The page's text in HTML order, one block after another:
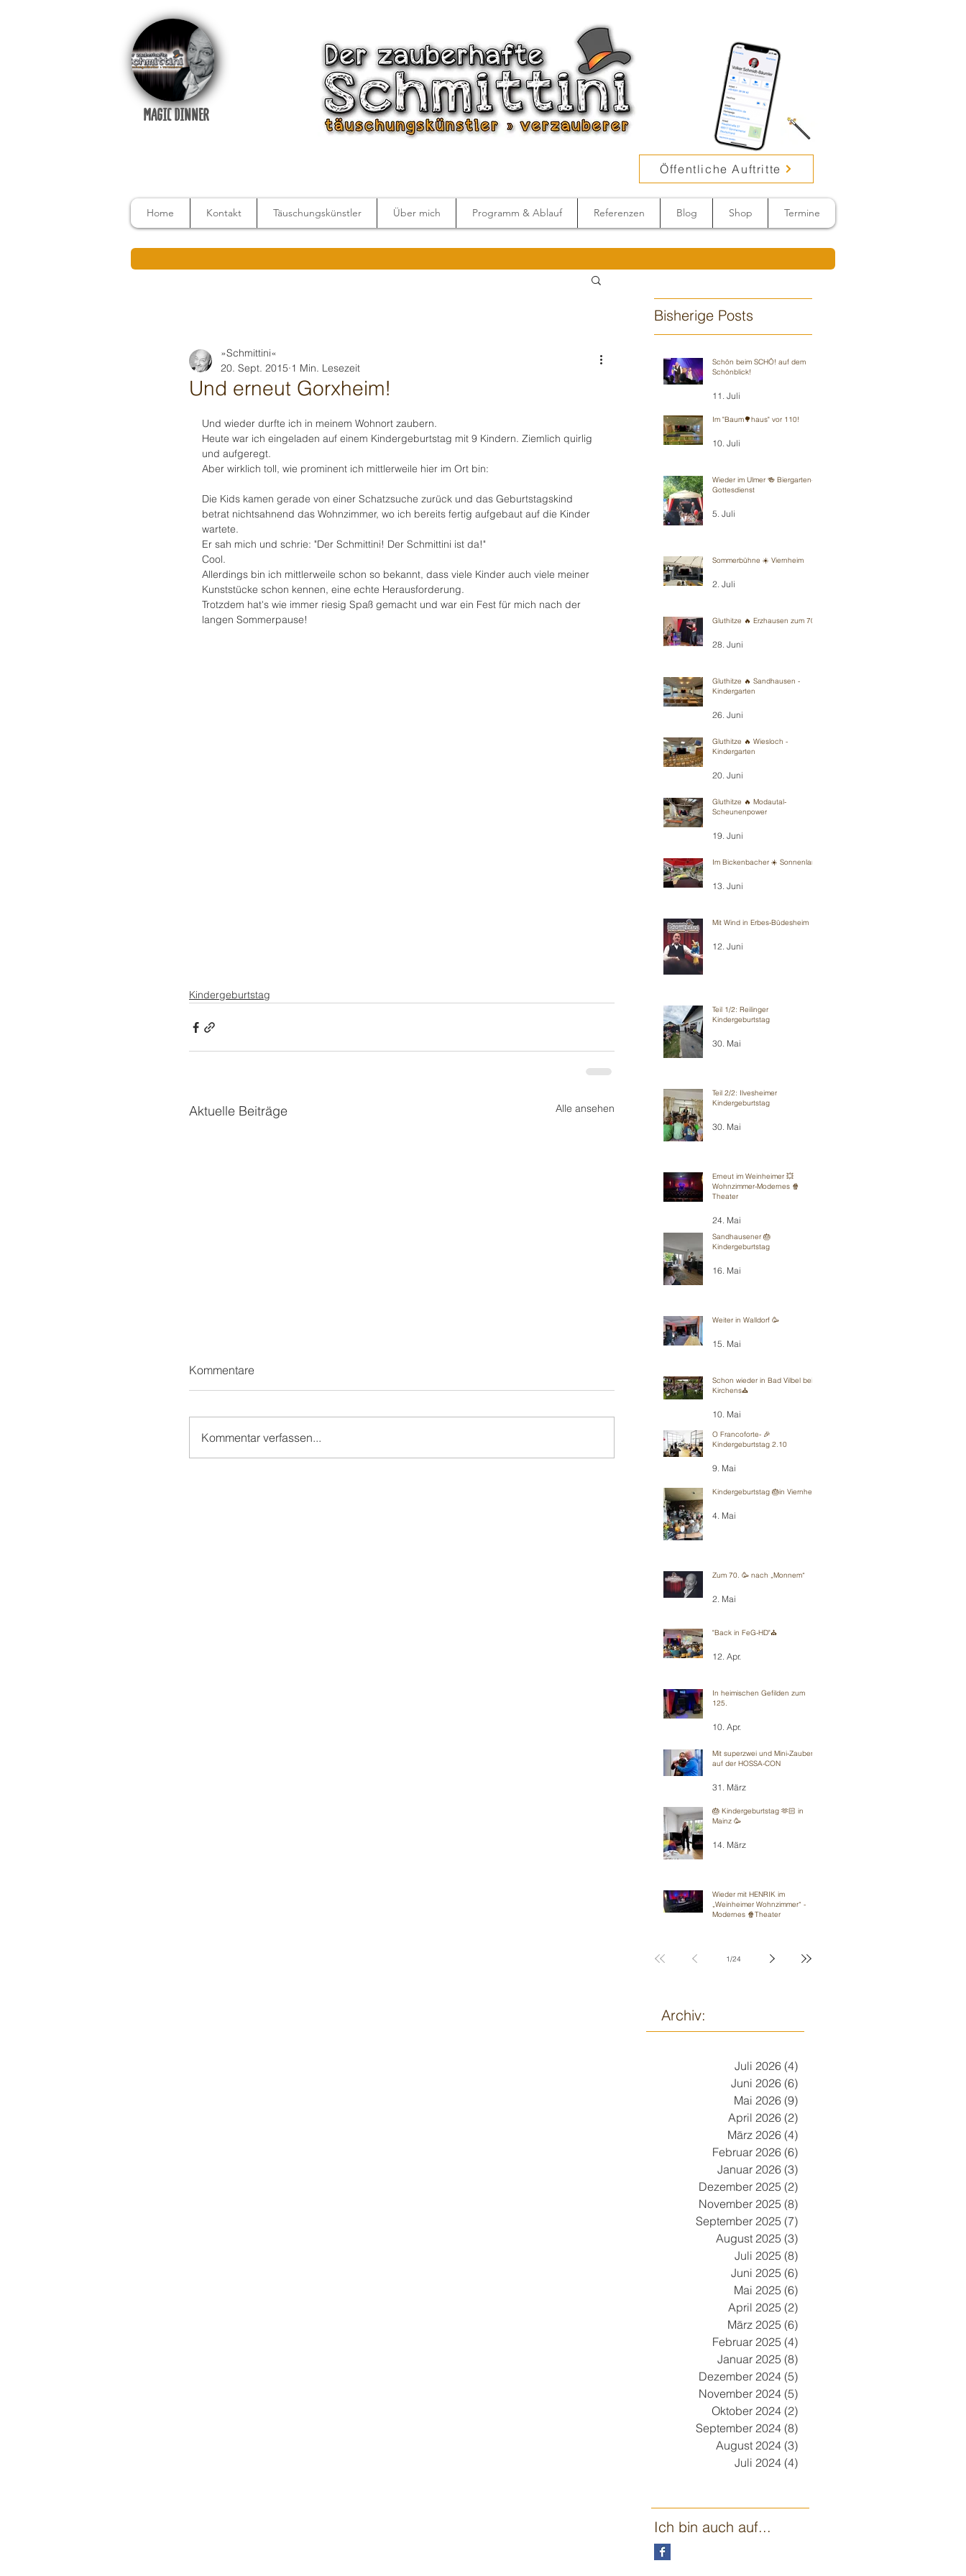
MAGIC DINNER
Öffentliche Auftritte
Home Kontakt Täuschungskünstler Über mich Programm & Ablauf Referenzen Blog Shop Termine
Und erneut Gorxheim!
»Schmittini«
20. Sept. 2015 1 Min. Lesezeit
Und wieder durfte ich in meinem Wohnort zaubern.
Heute war ich eingeladen auf einem Kindergeburtstag mit 9 Kindern. Ziemlich quirlig
und aufgeregt.
Aber wirklich toll, wie prominent ich mittlerweile hier im Ort bin:
Die Kids kamen gerade von einer Schatzsuche zurück und das Geburtstagskind
betrat nichtsahnend das Wohnzimmer, wo ich bereits fertig aufgebaut auf die Kinder
wartete.
Er sah mich und schrie: "Der Schmittini! Der Schmittini ist da!"
Cool.
Allerdings bin ich mittlerweile schon so bekannt, dass viele Kinder auch viele meiner
Kunststücke schon kennen, eine echte Herausforderung.
Trotzdem hat's wie immer riesig Spaß gemacht und war ein Fest für mich nach der
langen Sommerpause!
Kindergeburtstag
Aktuelle Beiträge Alle ansehen
Kommentare
Kommentar verfassen...
Bisherige Posts
Schön beim SCHÖ! auf dem
Schönblick!
11. Juli
Im "Baum🌳haus" vor 110!
10. Juli
Wieder im Ulmer 🍻 Biergarten-
Gottesdienst
5. Juli
Sommerbühne ☀️ Viernheim
2. Juli
Gluthitze 🔥 Erzhausen zum 70.
28. Juni
Gluthitze 🔥 Sandhausen -
Kindergarten
26. Juni
Gluthitze 🔥 Wiesloch -
Kindergarten
20. Juni
Gluthitze 🔥 Modautal-
Scheunenpower
19. Juni
Im Bickenbacher ☀️ Sonnenland
13. Juni
Mit Wind in Erbes-Büdesheim
12. Juni
Teil 1/2: Reilinger
Kindergeburtstag
30. Mai
Teil 2/2: Ilvesheimer
Kindergeburtstag
30. Mai
Erneut im Weinheimer 💥
Wohnzimmer-Modernes 🍿
Theater
24. Mai
Sandhausener 🎂
Kindergeburtstag
16. Mai
Weiter in Walldorf 🥳
15. Mai
Schon wieder in Bad Vilbel bei
Kirchens⛪️
10. Mai
O Francoforte- 🎉
Kindergeburtstag 2.10
9. Mai
Kindergeburtstag 🎂in Viernheim
4. Mai
Zum 70. 🥳 nach „Monnem“
2. Mai
"Back in FeG-HD"⛪️
12. Apr.
In heimischen Gefilden zum
125.
10. Apr.
Mit superzwei und Mini-Zauberei
auf der HOSSA-CON
31. März
🎂 Kindergeburtstag 🫶🏻 in
Mainz 🥳
14. März
Wieder mit HENRIK im
„Weinheimer Wohnzimmer“ -
Modernes 🍿Theater
1/24
Archiv:
Juli 2026 (4)
Juni 2026 (6)
Mai 2026 (9)
April 2026 (2)
März 2026 (4)
Februar 2026 (6)
Januar 2026 (3)
Dezember 2025 (2)
November 2025 (8)
September 2025 (7)
August 2025 (3)
Juli 2025 (8)
Juni 2025 (6)
Mai 2025 (6)
April 2025 (2)
März 2025 (6)
Februar 2025 (4)
Januar 2025 (8)
Dezember 2024 (5)
November 2024 (5)
Oktober 2024 (2)
September 2024 (8)
August 2024 (3)
Juli 2024 (4)
Ich bin auch auf...